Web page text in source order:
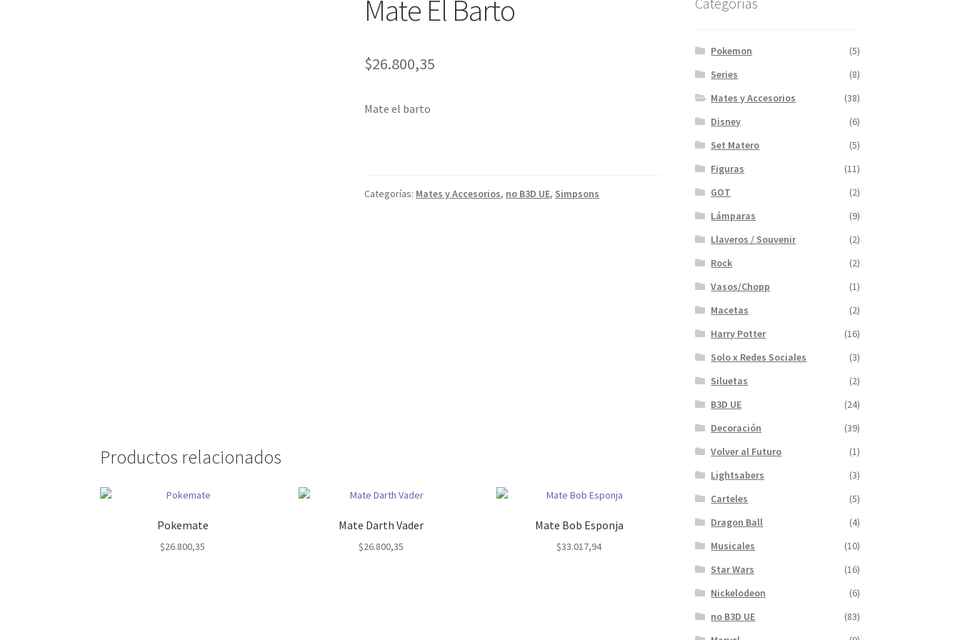
Mate El Barto
$26.800,35
Mate el barto
Categorías: Mates y Accesorios, no B3D UE, Simpsons
Productos relacionados
Pokemate
$26.800,35
Mate Darth Vader
$26.800,35
Mate Bob Esponja
$33.017,94
Pokemon
(5)
Series
(8)
Mates y Accesorios
(38)
Disney
(6)
Set Matero
(5)
Figuras
(11)
GOT
(2)
Lámparas
(9)
Llaveros / Souvenir
(2)
Rock
(2)
Vasos/Chopp
(1)
Macetas
(2)
Harry Potter
(16)
Solo x Redes Sociales
(3)
Siluetas
(2)
B3D UE
(24)
Decoración
(39)
Volver al Futuro
(1)
Lightsabers
(3)
Carteles
(5)
Dragon Ball
(4)
Musicales
(10)
Star Wars
(16)
Nickelodeon
(6)
no B3D UE
(83)